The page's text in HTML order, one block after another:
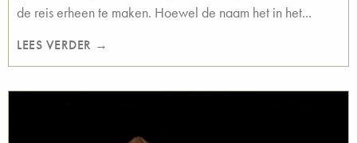
de reis erheen te maken. Hoewel de naam het in het...
LEES VERDER →